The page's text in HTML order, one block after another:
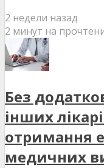
2 недели назад
2 минут на
Без
інших
отримання
медичних